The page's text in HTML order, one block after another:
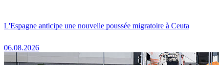
L'Espagne anticipe une nouvelle poussée migratoire à Ceuta
06.08.2026